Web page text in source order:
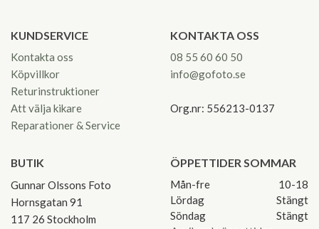
KUNDSERVICE
Kontakta oss
Köpvillkor
Returinstruktioner
Att välja kikare
Reparationer & Service
KONTAKTA OSS
08 55 60 60 50
info@gofoto.se
Org.nr: 556213-0137
BUTIK
Gunnar Olssons Foto
Hornsgatan 91
117 26 Stockholm
ÖPPETTIDER SOMMAR
Mån-fre
10-18
Lördag
Stängt
Söndag
Stängt